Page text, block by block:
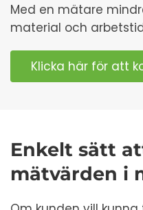
Med en mätare
material och
Klicka här för att
Enkelt sätt
mätvärden i